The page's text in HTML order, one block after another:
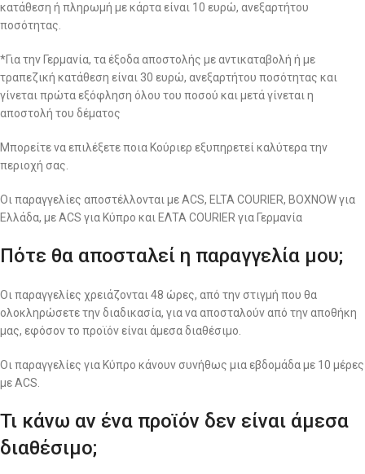
κατάθεση ή πληρωμή με κάρτα είναι 10 ευρώ, ανεξαρτήτου
ποσότητας.
*Για την Γερμανία, τα έξοδα αποστολής με αντικαταβολή ή με
τραπεζική κατάθεση είναι 30 ευρώ, ανεξαρτήτου ποσότητας και
γίνεται πρώτα εξόφληση όλου του ποσού και μετά γίνεται η
αποστολή του δέματος
Μπορείτε να επιλέξετε ποια Κούριερ εξυπηρετεί καλύτερα την
περιοχή σας.
Οι παραγγελίες αποστέλλονται με ACS, ELTA COURIER, BOXNOW για
Ελλάδα, με ACS για Κύπρο και ΕΛΤΑ COURIER για Γερμανία
Πότε θα αποσταλεί η παραγγελία μου;
Οι παραγγελίες χρειάζονται 48 ώρες, από την στιγμή που θα
ολοκληρώσετε την διαδικασία, για να αποσταλούν από την αποθήκη
μας, εφόσον το προϊόν είναι άμεσα διαθέσιμο.
Οι παραγγελίες για Κύπρο κάνουν συνήθως μια εβδομάδα με 10 μέρες
με ACS.
Τι κάνω αν ένα προϊόν δεν είναι άμεσα
διαθέσιμο;